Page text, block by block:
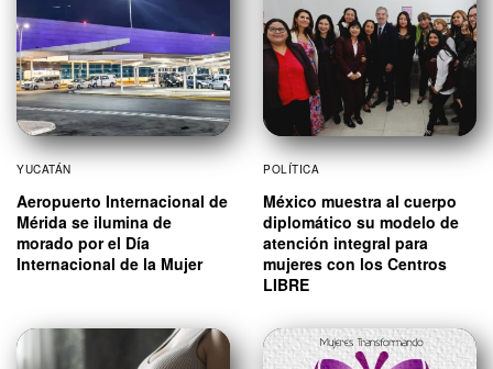
YUCATÁN
Aeropuerto Internacional de
Mérida se ilumina de
morado por el Día
Internacional de la Mujer
POLÍTICA
México muestra al cuerpo
diplomático su modelo de
atención integral para
mujeres con los Centros
LIBRE